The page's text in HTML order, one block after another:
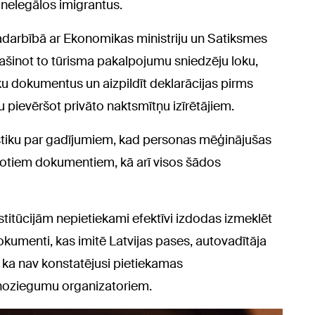
imigrantus.
ar Ekonomikas ministriju un Satiksmes
to tūrisma pakalpojumu sniedzēju loku,
dokumentus un aizpildīt deklarācijas pirms
pievēršot privāto naktsmītņu izīrētājiem.
par gadījumiem, kad personas mēģinājušas
dokumentiem, kā arī visos šādos
nepietiekami efektīvi izdodas izmeklēt
kas imitē Latvijas pases, autovadītāja
nav konstatējusi pietiekamas
organizatoriem.